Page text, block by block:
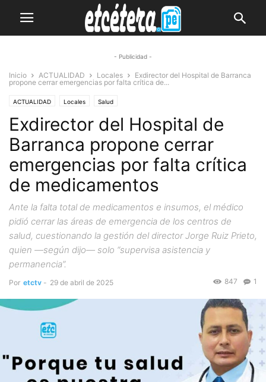
- Publicidad -
Inicio ACTUALIDAD Locales
Exdirector del Hospital de Barranca
propone cerrar emergencias por falta crítica de...
ACTUALIDAD Locales Salud
Exdirector del Hospital de
Barranca propone cerrar
emergencias por falta crítica
de medicamentos
Ante la falta total de medicamentos e insumos, el médico
pidió cerrar las áreas de emergencia de los centros de
salud, cuestionando la gestión del director Jorge Ruiz Prieto,
quien —según dijo— solo “supervisa asistencia y
permanencia”.
Por etctv - 29 de abril de 2025 1
847